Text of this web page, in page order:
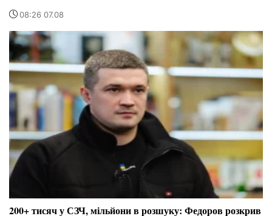
08:26 07.08
200+ тисяч у СЗЧ, мільйони в розшуку: Федоров розкрив